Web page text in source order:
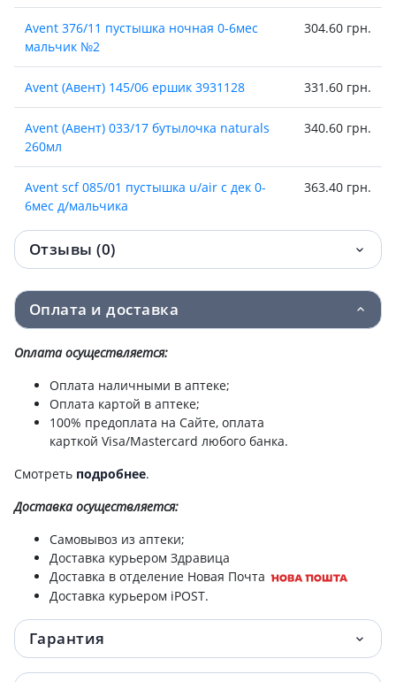
Avent 376/11 пустышка ночная 0-6мес
мальчик №2
304.60 грн.
Avent (Авент) 145/06 ершик 3931128 331.60 грн.
Avent (Авент) 033/17 бутылочка naturals
260мл
340.60 грн.
Avent scf 085/01 пустышка u/air с дек 0-
6мес д/мальчика
363.40 грн.
Avent (Авент)scy762/02 соска силик anti-
colics 1мес №2
378 грн.
Avent scy764/02 соска силик anti-colics
6мес №2
378 грн.
Avent scy763/02 соска силик anti-colics
3мес №2
Avent (Авент) 551/03 чашка с мягким
носиком 6+мес девоч 200мл
Avent (Авент) 551/05 чашка непроливайка
с носиком 6+мес мальч 200мл
Avent пустышка ultra air 6-18мес
scf080/26
Avent пустышка ultra air 0-6мес SCF087/02
Avent пустышка ultra air 6-18мес
scf087/13
409.10 грн.
Отзывы (0)
Оплата и доставка
Оплата осуществляется:
Оплата наличными в аптеке;
Оплата картой в аптеке;
100% предоплата на Сайте, оплата
карткой Visa/Mastercard любого банка.
Смотреть подробнее.
Доставкаосуществляется:
Самовывоз из аптеки;
Доставка курьером Здравица
Доставка в отделение Новая Почта
Доставка курьером iPOST.
Гарантия